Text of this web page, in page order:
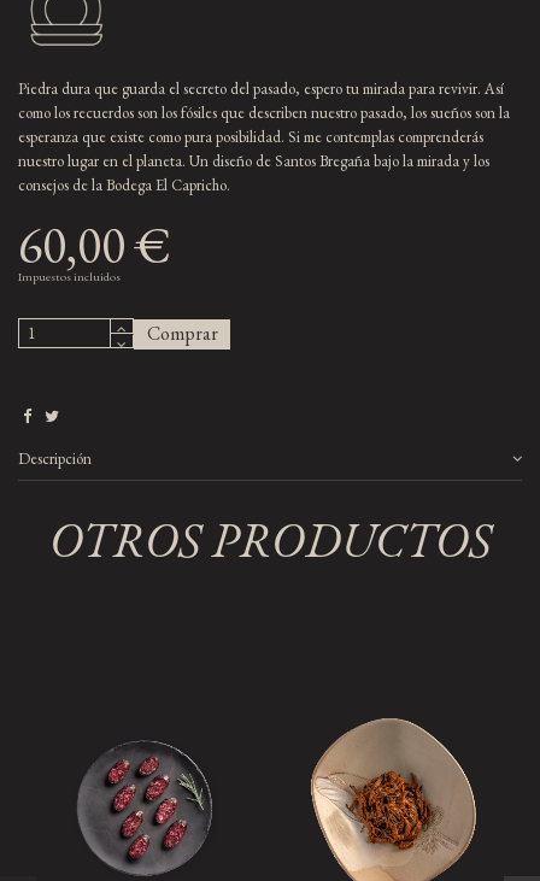
Piedra dura que guarda el secreto del pasado, espero tu mirada para revivir. Así
como los recuerdos son los fósiles que describen nuestro pasado, los sueños son la
esperanza que existe como pura posibilidad. Si me contemplas comprenderás
nuestro lugar en el planeta. Un diseño de Santos Bregaña bajo la mirada y los
consejos de la Bodega El Capricho.
60,00 €
Impuestos incluidos
Comprar
Descripción
OTROS PRODUCTOS